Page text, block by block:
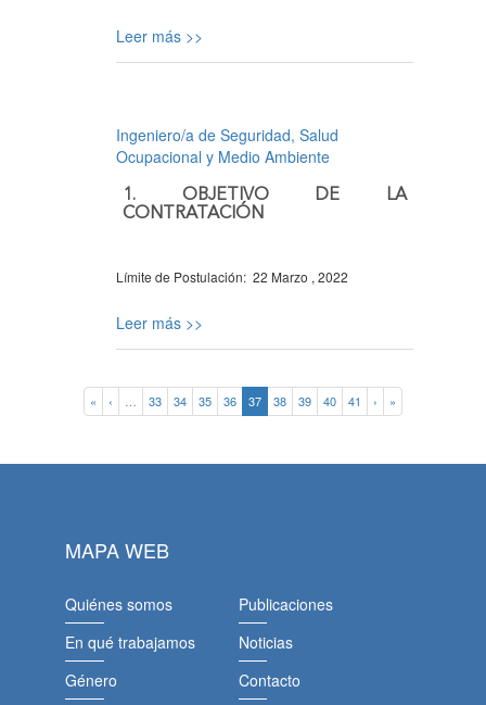
Leer más >>
Ingeniero/a de Seguridad, Salud
Ocupacional y Medio Ambiente
1. OBJETIVO DE LA
CONTRATACIÓN
Límite de Postulación: 22 Marzo , 2022
Leer más >>
« ‹ 33 34 35 36 37 38 39 40 41 › »
MAPA WEB
Quiénes somos
En qué trabajamos
Género
Publicaciones
Noticias
Contacto